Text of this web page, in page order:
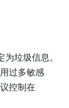
垃圾信息。
过多敏感
控制在